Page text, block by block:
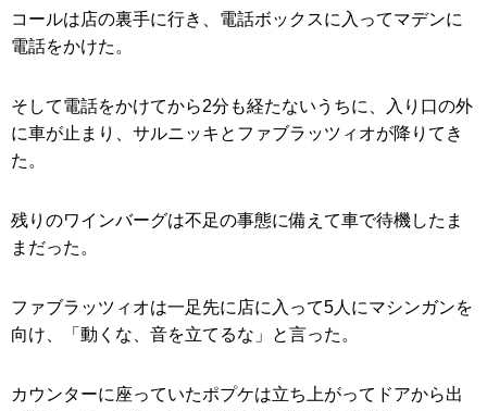
コールは店の裏手に行き、電話ボックスに入ってマデンに
電話をかけた。
そして電話をかけてから2分も経たないうちに、入り口の外
に車が止まり、サルニッキとファブラッツィオが降りてき
た。
残りのワインバーグは不足の事態に備えて車で待機したま
まだった。
ファブラッツィオは一足先に店に入って5人にマシンガンを
向け、「動くな、音を立てるな」と言った。
カウンターに座っていたポプケは立ち上がってドアから出